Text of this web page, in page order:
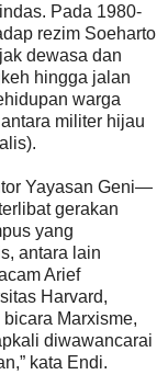
Pada 1980-
rezim Soeharto
dewasa dan
hingga jalan
warga
militer hijau
Yayasan Geni—
gerakan
yang
antara lain
Arief
Harvard,
Marxisme,
diwawancarai
kata Endi.